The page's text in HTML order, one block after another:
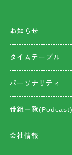
お知らせ
タイムテーブル
パーソナリティ
番組一覧(Podcast)
会社情報